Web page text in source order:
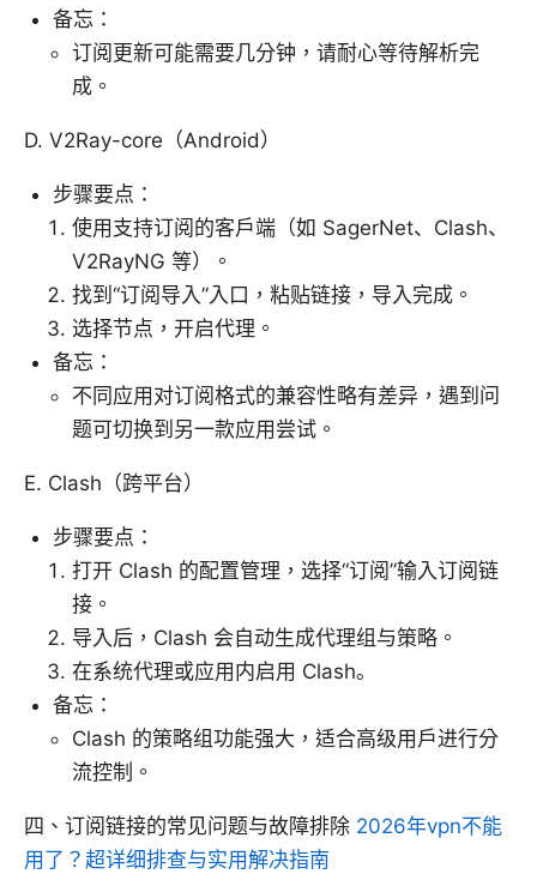
备忘：
订阅更新可能需要几分钟，请耐心等待解析完
成。
D. V2Ray-core（Android）
步骤要点：
使用支持订阅的客户端（如 SagerNet、Clash、
V2RayNG 等）。
找到“订阅导入”入口，粘贴链接，导入完成。
选择节点，开启代理。
备忘：
不同应用对订阅格式的兼容性略有差异，遇到问
题可切换到另一款应用尝试。
E. Clash（跨平台）
步骤要点：
打开 Clash 的配置管理，选择“订阅”输入订阅链
接。
导入后，Clash 会自动生成代理组与策略。
在系统代理或应用内启用 Clash。
备忘：
Clash 的策略组功能强大，适合高级用户进行分
流控制。
四、订阅链接的常见问题与故障排除 2026年vpn不能
用了？超详细排查与实用解决指南